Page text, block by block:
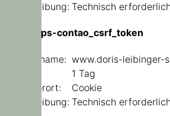
Beschreibung: Technisch
csrf_https-contao_csrf_token
Domainname: www.doris-leibinger-
1 Tag
Speicherort:
Cookie
Beschreibung: Technisch